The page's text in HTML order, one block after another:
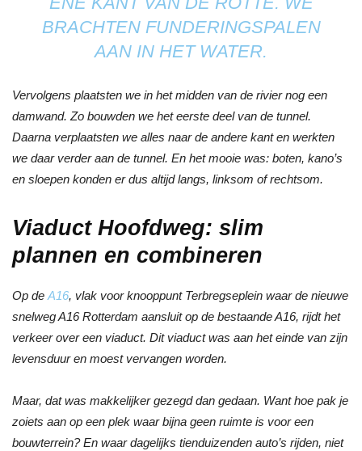
BRACHTEN FUNDERINGSPALEN
AAN IN HET WATER.
Vervolgens plaatsten we in het midden van de rivier nog een
damwand. Zo bouwden we het eerste deel van de tunnel.
Daarna verplaatsten we alles naar de andere kant en werkten
we daar verder aan de tunnel. En het mooie was: boten, kano’s
en sloepen konden er dus altijd langs, linksom of rechtsom.
Viaduct Hoofdweg: slim
plannen en combineren
Op de A16, vlak voor knooppunt Terbregseplein waar de nieuwe
snelweg A16 Rotterdam aansluit op de bestaande A16, rijdt het
verkeer over een viaduct. Dit viaduct was aan het einde van zijn
levensduur en moest vervangen worden.
Maar, dat was makkelijker gezegd dan gedaan. Want hoe pak je
zoiets aan op een plek waar bijna geen ruimte is voor een
bouwterrein? En waar dagelijks tienduizenden auto’s rijden, niet